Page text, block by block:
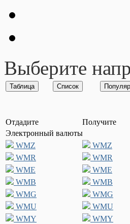
Выберите
Отдадите
Получите
Электронный валюты
WMZ
WMZ
WMR
WMR
WME
WME
WMB
WMB
WMG
WMG
WMU
WMU
WMY
WMY